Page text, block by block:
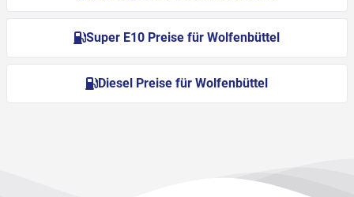
Super E10 Preise für Wolfenbüttel
Diesel Preise für Wolfenbüttel